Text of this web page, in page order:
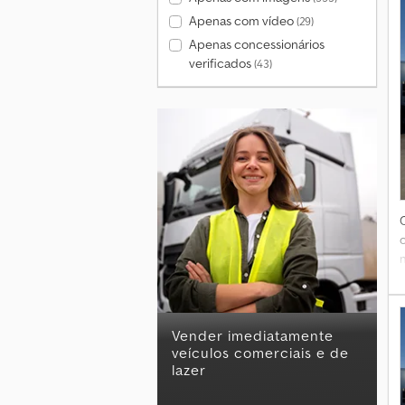
Apenas com vídeo(29)
Apenas concessionários
verificados(43)
Vender imediatamente
veículos comerciais e de
lazer